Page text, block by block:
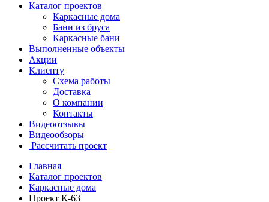
Каталог проектов
Каркасные дома
Бани из бруса
Каркасные бани
Выполненные объекты
Акции
Клиенту
Схема работы
Доставка
О компании
Контакты
Видеоотзывы
Видеообзоры
Рассчитать проект
Главная
Каталог проектов
Каркасные дома
Проект К-63